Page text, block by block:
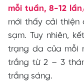
mỗi tuần, 8-12
mới thấy cải thiện
sạm.Tuy nhiên,
trạng da của mỗi
trắng từ 2 – 3
trắng sáng.